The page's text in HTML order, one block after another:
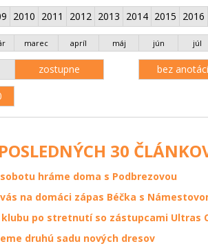
2010 2011 2012 2013 2014 2015 2016
marec apríl máj jún júl
zostupne bez
30
hráme doma s Podbrezovou
na domáci zápas Béčka s
po stretnutí so zástupcami Ultras
druhú sadu nových dresov